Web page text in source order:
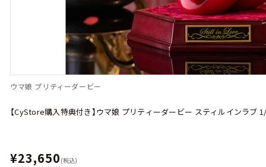
ウマ娘 プリティーダービー
【CyStore購入特典付き】ウマ娘 プリティーダービー スティルインラブ
¥23,650 (税込)